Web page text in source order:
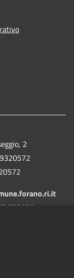
2
570020